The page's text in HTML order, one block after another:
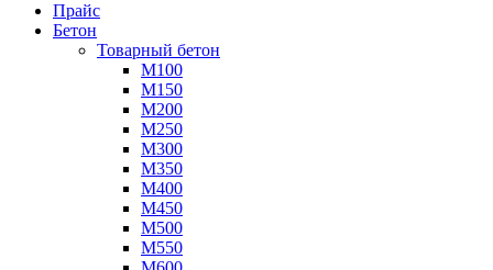
Прайс
Бетон
Товарный бетон
М100
М150
М200
М250
М300
М350
М400
М450
М500
М550